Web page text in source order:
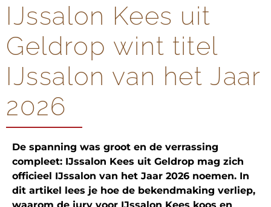
IJssalon Kees uit
Geldrop wint titel
IJssalon van het Jaar
2026
De spanning was groot en de verrassing
compleet: IJssalon Kees uit Geldrop mag zich
officieel IJssalon van het Jaar 2026 noemen. In
dit artikel lees je hoe de bekendmaking verliep,
waarom de jury voor IJssalon Kees koos en